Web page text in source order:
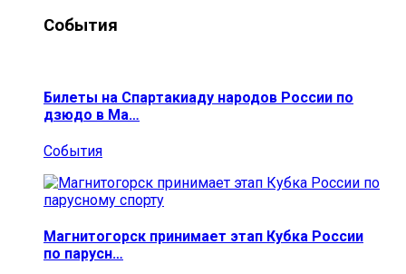
События
Билеты на Спартакиаду народов России по
дзюдо в Ма…
События
Магнитогорск принимает этап Кубка России
по парусн…